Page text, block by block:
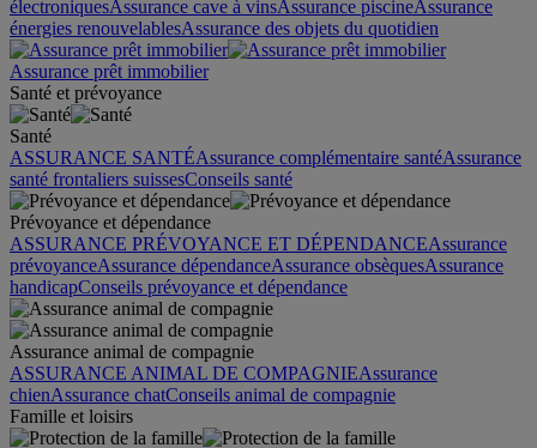
électroniquesAssurance cave à vinsAssurance piscineAssurance
énergies renouvelablesAssurance des objets du quotidien
Assurance prêt immobilier
Santé et prévoyance
Santé
ASSURANCE SANTÉAssurance complémentaire santéAssurance
santé frontaliers suissesConseils santé
Prévoyance et dépendance
ASSURANCE PRÉVOYANCE ET DÉPENDANCEAssurance
prévoyanceAssurance dépendanceAssurance obsèquesAssurance
handicapConseils prévoyance et dépendance
Assurance animal de compagnie
ASSURANCE ANIMAL DE COMPAGNIEAssurance
chienAssurance chatConseils animal de compagnie
Famille et loisirs